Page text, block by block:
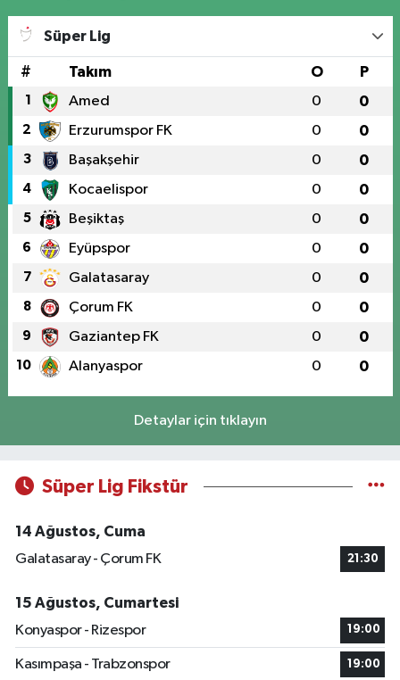
Süper Lig
# Takım O P
1 Amed 0 0
2 Erzurumspor FK 0 0
3 Başakşehir 0 0
4 Kocaelispor 0 0
5 Beşiktaş 0 0
6 Eyüpspor 0 0
7 Galatasaray 0 0
8 Çorum FK 0 0
9 Gaziantep FK 0 0
10 Alanyaspor 0 0
Detaylar için tıklayın
Süper Lig Fikstür
14 Ağustos, Cuma
Galatasaray - Çorum FK
21:30
15 Ağustos, Cumartesi
Konyaspor - Rizespor
19:00
Kasımpaşa - Trabzonspor 19:00